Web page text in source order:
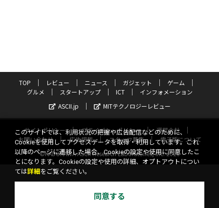
TOP レビュー ニュース ガジェット
ゲーム
グルメ
スタートアップ ICT
インフォメーション
ASCII.jp
MITテクノロジーレビュー
サイトポリシー プライバシーポリシー
運営会社
お問い合わせ
広告掲載 スタッフ募集
電子版について
©KADOKAWA ASCII Research Laboratories, Inc. 2026
このサイトでは、利用状況の把握や広告配信などのために、
Cookieを使用してアクセスデータを取得・利用しています。これ
以降のページに遷移した場合、Cookieの設定や使用に同意したこ
とになります。Cookieの設定や使用の詳細、オプトアウトについ
ては詳細 をご覧ください。
同意する